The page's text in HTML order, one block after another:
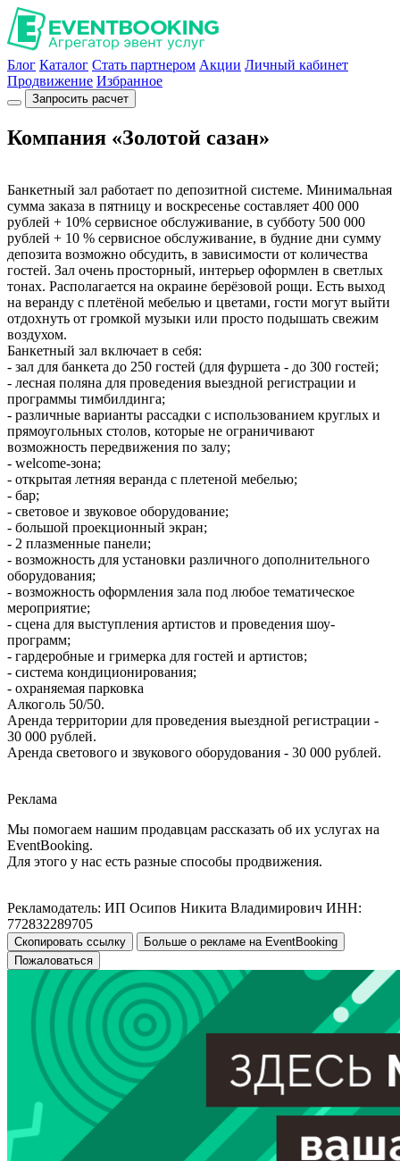
Блог Каталог Стать партнером Акции Личный кабинет
Продвижение Избранное
Запросить расчет
Компания «Золотой сазан»
Банкетный зал работает по депозитной системе. Минимальная
сумма заказа в пятницу и воскресенье составляет 400 000
рублей + 10% сервисное обслуживание, в субботу 500 000
рублей + 10 % сервисное обслуживание, в будние дни сумму
депозита возможно обсудить, в зависимости от количества
гостей. Зал очень просторный, интерьер оформлен в светлых
тонах. Располагается на окраине берёзовой рощи. Есть выход
на веранду с плетёной мебелью и цветами, гости могут выйти
отдохнуть от громкой музыки или просто подышать свежим
воздухом.
Банкетный зал включает в себя:
- зал для банкета до 250 гостей (для фуршета - до 300 гостей;
- лесная поляна для проведения выездной регистрации и
программы тимбилдинга;
- различные варианты рассадки с использованием круглых и
прямоугольных столов, которые не ограничивают
возможность передвижения по залу;
- welcome-зона;
- открытая летняя веранда с плетеной мебелью;
- бар;
- световое и звуковое оборудование;
- большой проекционный экран;
- 2 плазменные панели;
- возможность для установки различного дополнительного
оборудования;
- возможность оформления зала под любое тематическое
мероприятие;
- сцена для выступления артистов и проведения шоу-
программ;
- гардеробные и гримерка для гостей и артистов;
- система кондиционирования;
- охраняемая парковка
Алкоголь 50/50.
Аренда территории для проведения выездной регистрации -
30 000 рублей.
Аренда светового и звукового оборудования - 30 000 рублей.
Реклама
Мы помогаем нашим продавцам рассказать об их услугах на
EventBooking.
Для этого у нас есть разные способы продвижения.
Рекламодатель: ИП Осипов Никита Владимирович ИНН:
772832289705
Скопировать ссылку
Больше о рекламе на EventBooking
Пожаловаться